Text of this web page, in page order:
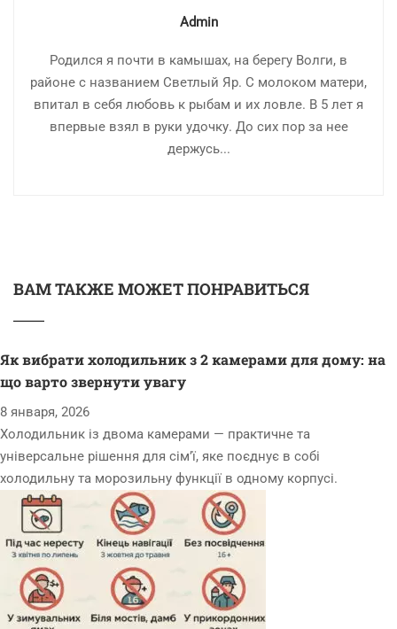
Admin
Родился я почти в камышах, на берегу Волги, в
районе с названием Светлый Яр. С молоком матери,
впитал в себя любовь к рыбам и их ловле. В 5 лет я
впервые взял в руки удочку. До сих пор за нее
держусь...
ВАМ ТАКЖЕ МОЖЕТ ПОНРАВИТЬСЯ
Як вибрати холодильник з 2 камерами для дому: на
що варто звернути увагу
8 января, 2026
Холодильник із двома камерами — практичне та
універсальне рішення для сім’ї, яке поєднує в собі
холодильну та морозильну функції в одному корпусі.